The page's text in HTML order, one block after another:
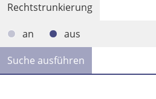
Rechtstrunkierung
an
aus